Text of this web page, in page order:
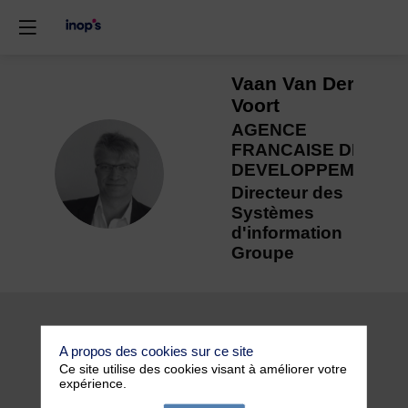
VVDV
Vaan Van Der
Voort
AGENCE
FRANCAISE DE
DEVELOPPEMENT
Directeur des
Systèmes
d'information
Groupe
A propos des cookies sur ce site
Ce site utilise des cookies visant à améliorer votre
expérience.